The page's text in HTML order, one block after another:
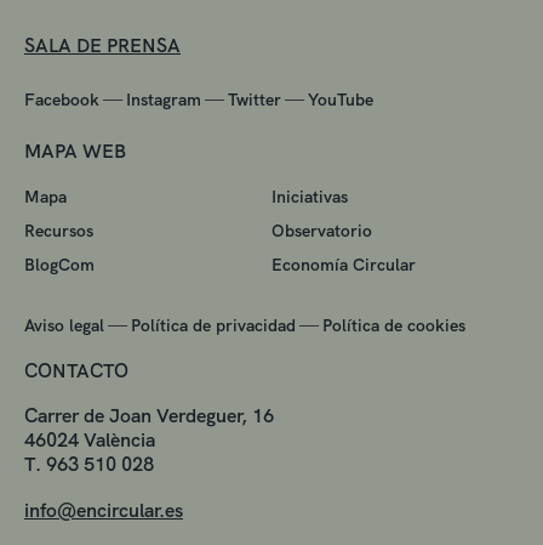
SALA DE PRENSA
Facebook — Instagram —Twitter—YouTube
MAPA WEB
Mapa
Iniciativas
Recursos
Observatorio
BlogCom
Economía Circular
Aviso legal — Política de privacidad — Política de cookies
CONTACTO
Carrer de Joan Verdeguer, 16
46024 València
T. 963 510 028
info@encircular.es